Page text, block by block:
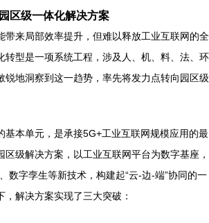
区级一体化解决方案
带来局部效率提升，但难以释放工业互联网的全
转型是一项系统工程，涉及人、机、料、法、环
锐地洞察到这一趋势，率先将发力点转向园区级
基本单元，是承接5G+工业互联网规模应用的最
级解决方案，以工业互联网平台为数字基座，
数字孪生等新技术，构建起“云-边-端”协同的一
解决方案实现了三大突破：